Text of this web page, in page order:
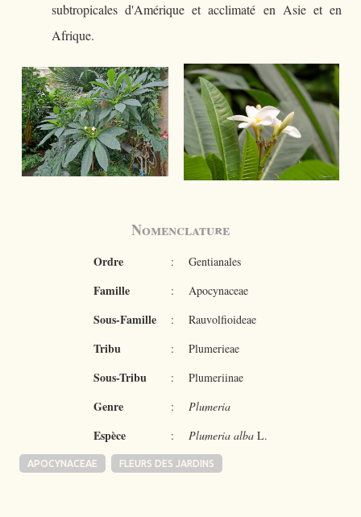
subtropicales d'Amérique et acclimaté en Asie et en
Afrique.
Nomenclature
Ordre : Gentianales
Famille : Apocynaceae
Sous-Famille : Rauvolfioideae
Tribu : Plumerieae
Sous-Tribu : Plumeriinae
Genre : Plumeria
Espèce : Plumeria alba L.
APOCYNACEAE FLEURS DES JARDINS